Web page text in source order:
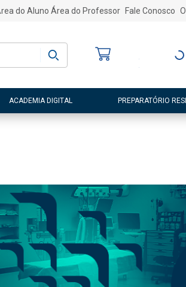
do Aluno Área do Professor Fale Conosco
Entre ou
ACADEMIA DIGITAL PREPARATÓRIO